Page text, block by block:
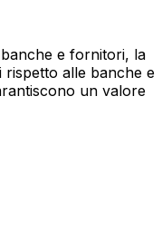
e fornitori, la
rispetto alle banche e
un valore